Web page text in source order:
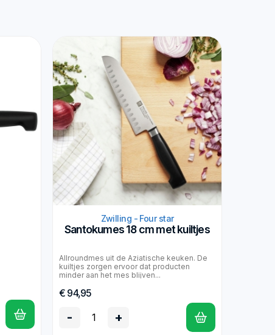
Zwilling - Four star
Santokumes 18 cm met kuiltjes
Allroundmes uit de Aziatische keuken. De
kuiltjes zorgen ervoor dat producten
minder aan het mes blijven...
€ 94,95
- +